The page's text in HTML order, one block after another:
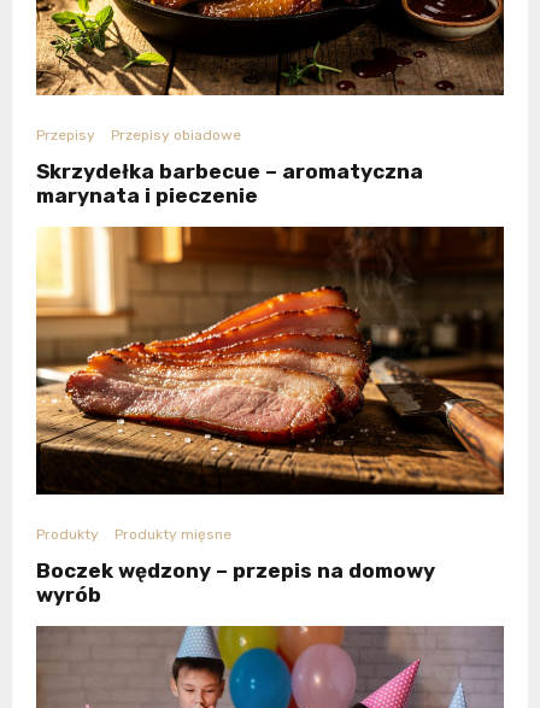
Przepisy Przepisy obiadowe
Skrzydełka barbecue – aromatyczna
marynata i pieczenie
Produkty Produkty mięsne
Boczek wędzony – przepis na domowy
wyrób